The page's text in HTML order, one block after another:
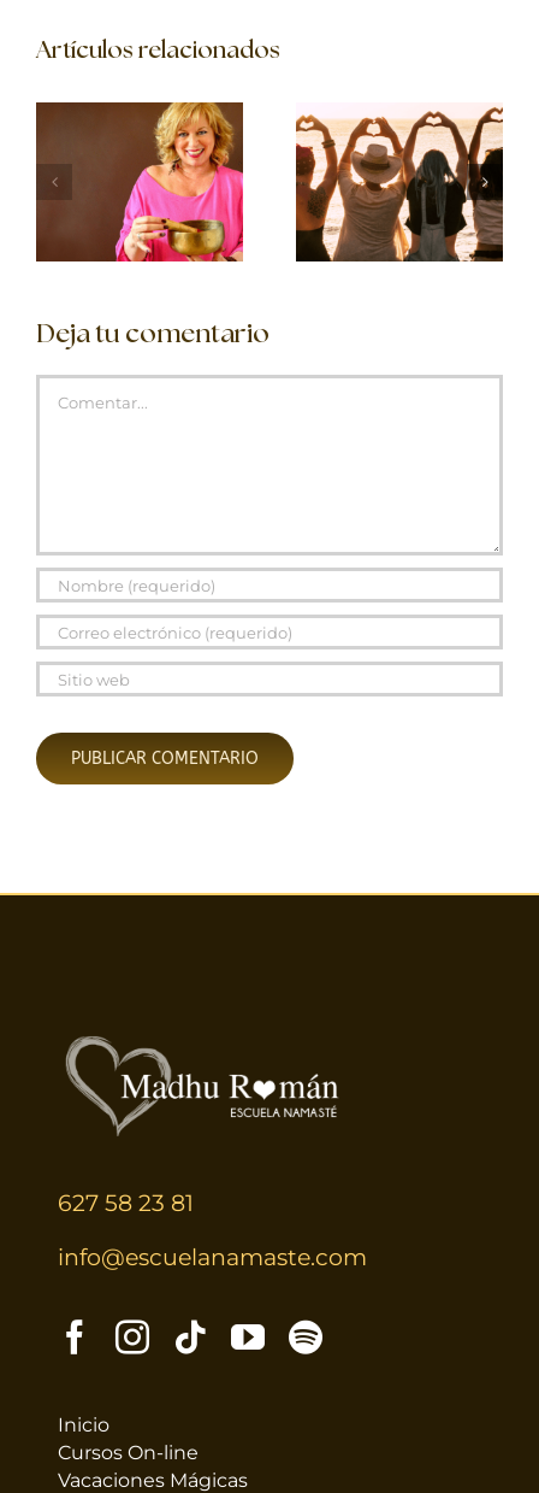
Artículos relacionados
Deja tu comentario
627 58 23 81
info@escuelanamaste.com
Inicio
Cursos On-line
Vacaciones Mágicas